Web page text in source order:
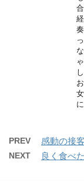
PREV 感動の接客
NEXT 良く食べ